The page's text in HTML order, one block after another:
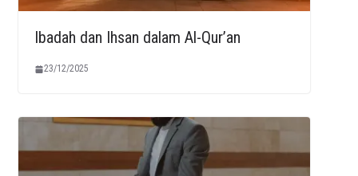
Ibadah dan Ihsan dalam Al-Qur’an
23/12/2025